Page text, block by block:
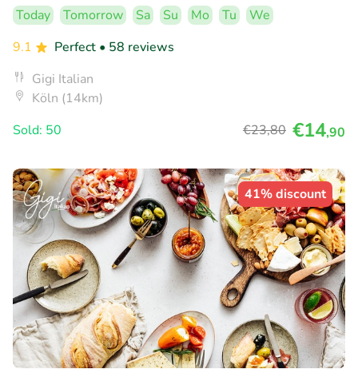
Today Tomorrow Sa Su Mo Tu
We
9.1
Perfect • 58 reviews
Gigi Italian
Köln (14km)
Sold: 50
€23,80 €14,90
41% discount